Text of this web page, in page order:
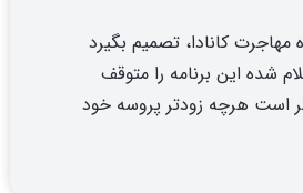
کانادا، تصمیم بگیرد
شده این برنامه را متوقف
است هرچه زودتر پروسه خود